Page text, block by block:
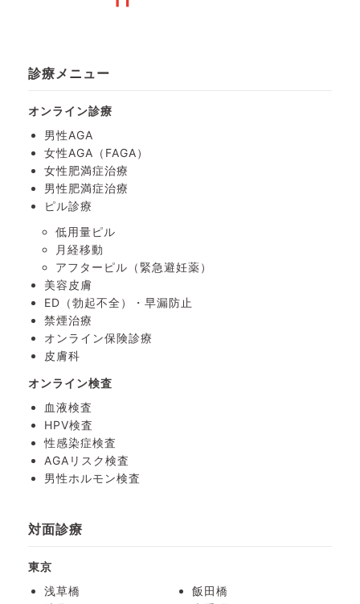
診療メニュー
オンライン診療
男性AGA
女性AGA（FAGA）
女性肥満症治療
男性肥満症治療
ピル診療
低用量ピル
月経移動
アフターピル （緊急避妊薬）
美容皮膚
ED（勃起不全）・ 早漏防止
禁煙治療
オンライン保険診療
皮膚科
オンライン検査
血液検査
HPV検査
性感染症検査
AGAリスク検査
男性ホルモン検査
対面診療
東京
浅草橋
飯田橋